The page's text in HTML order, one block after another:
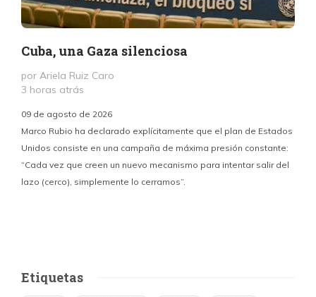
Cuba, una Gaza silenciosa
por Ariela Ruiz Caro
3 horas atrás
09 de agosto de 2026
Marco Rubio ha declarado explícitamente que el plan de Estados
Unidos consiste en una campaña de máxima presión constante:
“Cada vez que creen un nuevo mecanismo para intentar salir del
lazo (cerco), simplemente lo cerramos”.
Etiquetas